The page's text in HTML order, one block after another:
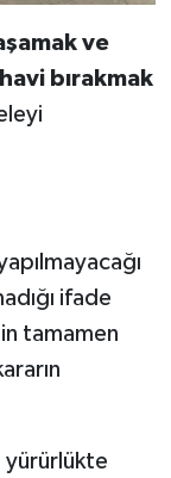
ve
bırakmak
ifade
tamamen
yürürlükte